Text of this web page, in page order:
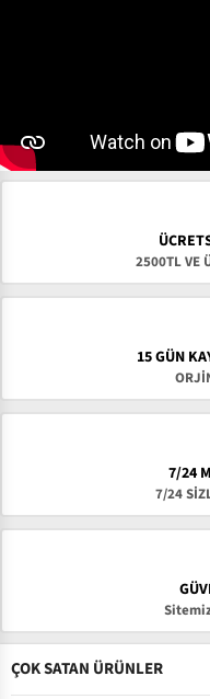
2500TL VE
15 GÜN
7/24
7/24
ÇOK SATAN ÜRÜNLER